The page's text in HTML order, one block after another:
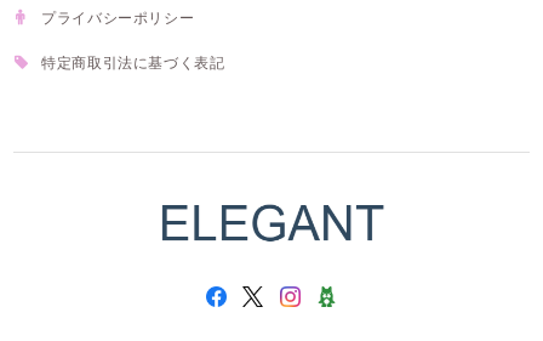
プライバシーポリシー
特定商取引法に基づく表記